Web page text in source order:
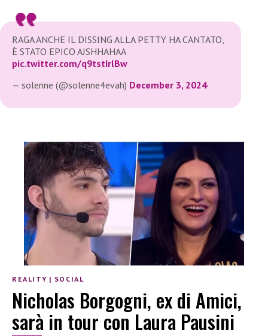
RAGA ANCHE IL DISSING ALLA PETTY HA CANTATO,
È STATO EPICO AJSHHAHAA
pic.twitter.com/q9tstIrlBw
— solenne (@solenne4evah) December 3, 2024
REALITY | SOCIAL
Nicholas Borgogni, ex di Amici,
sarà in tour con Laura Pausini